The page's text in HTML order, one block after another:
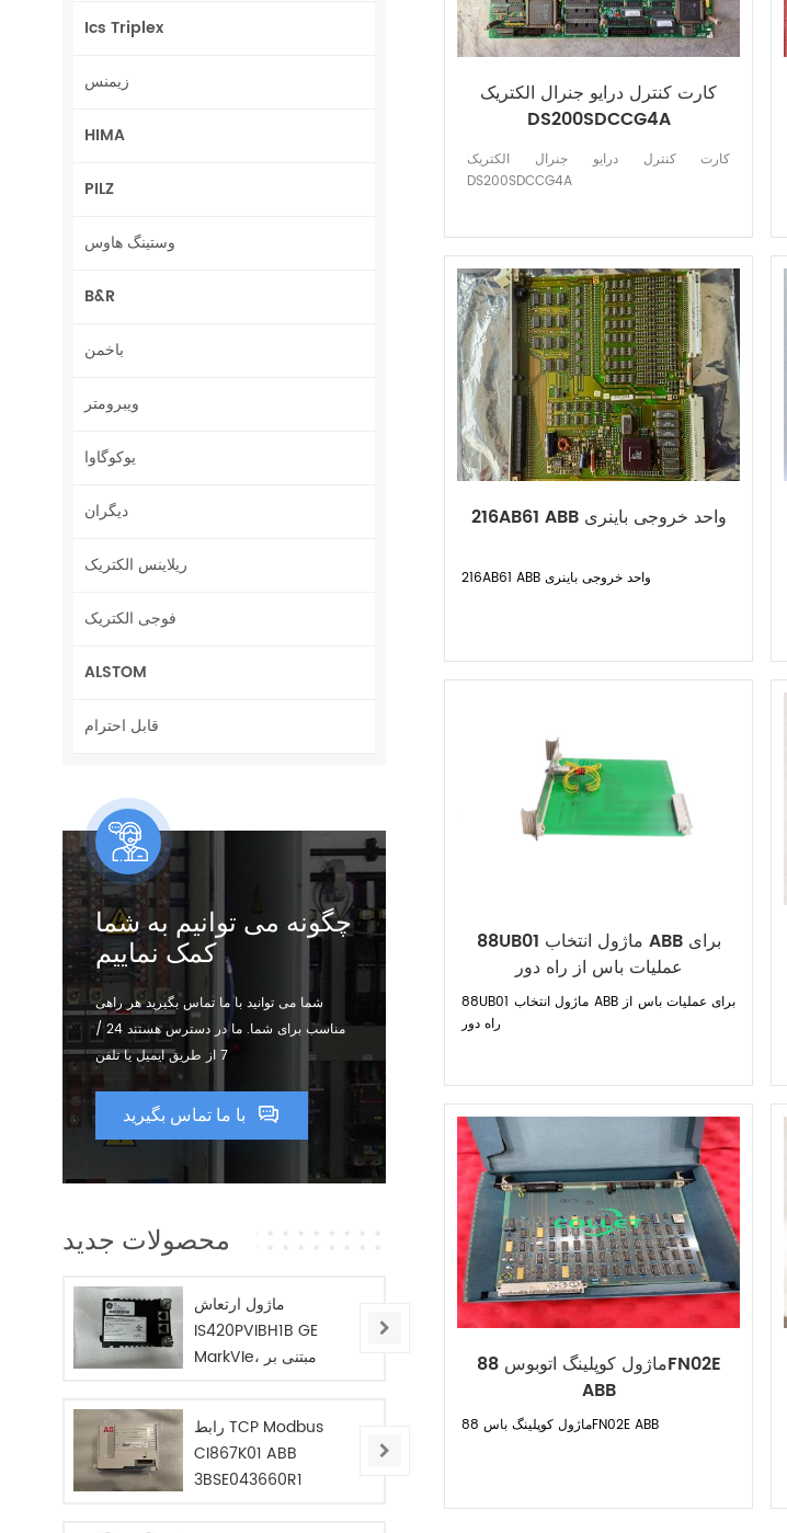
کارت کنترل درایو جنرال الکتریک
DS200SDCCG4A
کارت کنترل درایو جنرال الکتریک
DS200SDCCG4A
216AB61 ABB واحد خروجی باینری
216AB61 ABB واحد خروجی باینری
88UB01 ماژول انتخاب ABB برای
عملیات باس از راه دور
88UB01 ماژول انتخاب ABB برای عملیات باس از
راه دور
ماژول کوپلینگ اتوبوس 88FN02E
ABB
ماژول کوپلینگ باس 88FN02E ABB
Ics Triplex
زیمنس
HIMA
PILZ
وستینگ هاوس
B&R
باخمن
ویبرومتر
یوکوگاوا
دیگران
ریلاینس الکتریک
فوجی الکتریک
ALSTOM
قابل احترام
چگونه می توانیم به شما
کمک نماییم
شما می توانید با ما تماس بگیرید هر راهی
مناسب برای شما. ما در دسترس هستند 24 /
7 از طریق ایمیل یا تلفن
با ما تماس بگیرید
محصولات جدید
ماژول ارتعاش
IS420PVIBH1B GE
MarkVIe، مبتنی بر
رابط TCP Modbus
CI867K01 ABB
3BSE043660R1